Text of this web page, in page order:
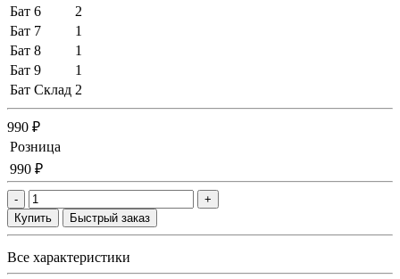
Бат 6
2
Бат 7
1
Бат 8
1
Бат 9
1
Бат Склад 2
990 ₽
Розница
990 ₽
-
+
Купить
Быстрый заказ
Все характеристики